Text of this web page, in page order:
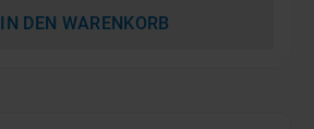
IN DEN WARENKORB